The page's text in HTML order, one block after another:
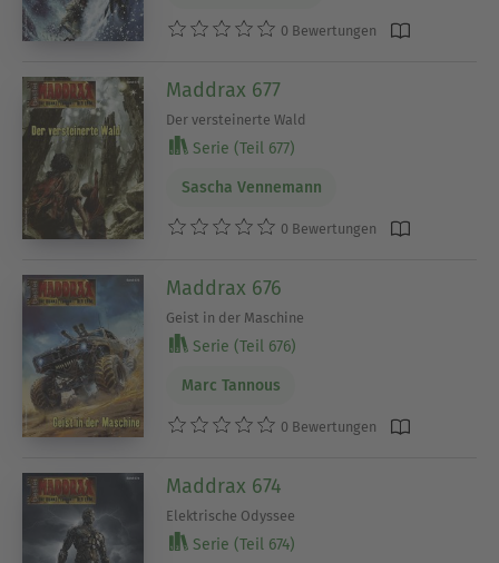
0 Bewertungen
Maddrax 677
Der versteinerte Wald
Serie (Teil 677)
Sascha Vennemann
0 Bewertungen
Maddrax 676
Geist in der Maschine
Serie (Teil 676)
Marc Tannous
0 Bewertungen
Maddrax 674
Elektrische Odyssee
Serie (Teil 674)